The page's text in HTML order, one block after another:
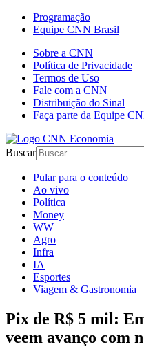
Programação
Equipe CNN Brasil
Sobre a CNN
Política de Privacidade
Termos de Uso
Fale com a CNN
Distribuição do Sinal
Faça parte da Equipe
Buscar
Pular para o conteúdo
Ao vivo
Política
Money
WW
Agro
Infra
IA
Esportes
Viagem & Gastronomia
Pix de R$ 5 mil:
veem avanço com